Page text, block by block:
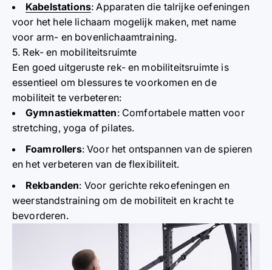
Kabelstations: Apparaten die talrijke oefeningen
voor het hele lichaam mogelijk maken, met name
voor arm- en bovenlichaamtraining.
5. Rek- en mobiliteitsruimte
Een goed uitgeruste rek- en mobiliteitsruimte is
essentieel om blessures te voorkomen en de
mobiliteit te verbeteren:
Gymnastiekmatten: Comfortabele matten voor
stretching, yoga of pilates.
Foamrollers: Voor het ontspannen van de spieren
en het verbeteren van de flexibiliteit.
Rekbanden: Voor gerichte rekoefeningen en
weerstandstraining om de mobiliteit en kracht te
bevorderen.